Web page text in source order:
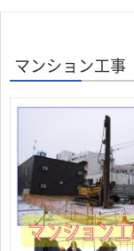
マンション工事